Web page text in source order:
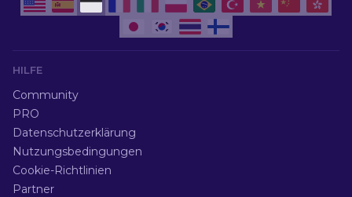
HILFE
Community
PRO
Datenschutzerklärung
Nutzungsbedingungen
Cookie-Richtlinien
Partner